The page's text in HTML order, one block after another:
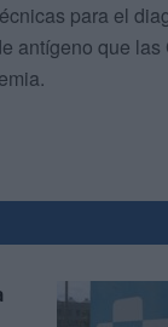
para el
antígeno que